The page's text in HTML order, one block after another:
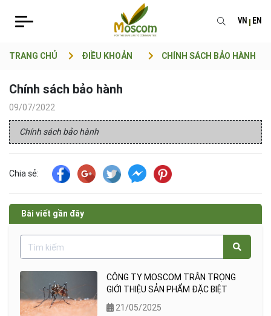
VN EN
TRANG CHỦ ĐIỀU KHOẢN CHÍNH SÁCH BẢO HÀNH
Chính sách bảo hành
09/07/2022
Chính sách bảo hành
Chia sẻ:
Bài viết gần đây
CÔNG TY MOSCOM TRÂN TRỌNG
GIỚI THIỆU SẢN PHẨM ĐẶC BIỆT
21/05/2025